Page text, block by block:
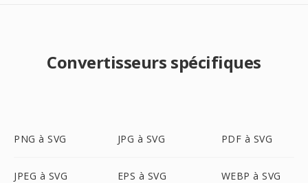
Convertisseurs spécifiques
PNG à SVG JPG à SVG PDF à SVG
JPEG à SVG EPS à SVG WEBP à SVG